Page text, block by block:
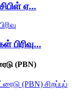
ஏ...
பிரிவு...
(PBN)